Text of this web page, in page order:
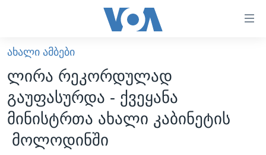
ხელმისაწვდომობისთვის
გადადით
მთავარზე
გადადით
მთავარ
ნავიგაციაზე
გადადით
ძიებაზე
ᲐᲮᲐᲚᲘ ᲐᲛᲑᲔᲑᲘ
ᲡᲐᲥᲐᲠᲗᲕᲔᲚᲝ
ᲐᲨᲨ
ᲐᲨᲨ-ᲘᲡ ᲐᲠᲩᲔᲕᲜᲔᲑᲘ 2024
ᲐᲮᲐᲚᲘ ᲐᲛᲑᲔᲑᲘ
ლირა რეკორდულად
გაუფასურდა - ქვეყანა
მინისტრთა ახალი კაბინეტის
მოლოდინში